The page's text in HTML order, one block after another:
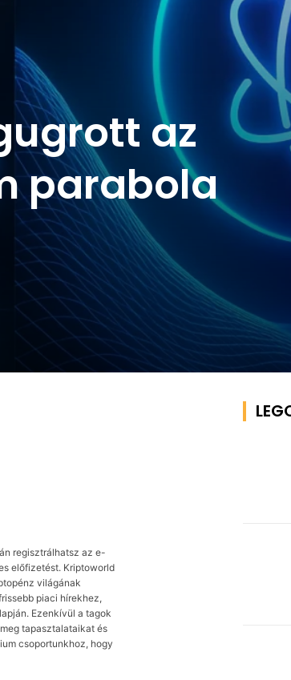
az
parabola
regisztrálhatsz az e-
előfizetést. Kriptoworld
világának
piaci hírekhez,
Ezenkívül a tagok
tapasztalataikat és
csoportunkhoz, hogy